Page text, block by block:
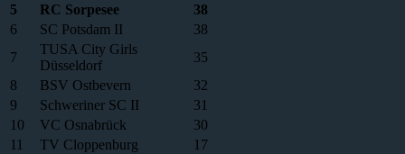
5
RC Sorpesee
38
6
SC Potsdam II
38
7
TUSA City Girls
Düsseldorf
35
8
BSV Ostbevern
32
9
Schweriner SC II
31
10
VC Osnabrück
30
11
TV Cloppenburg
17